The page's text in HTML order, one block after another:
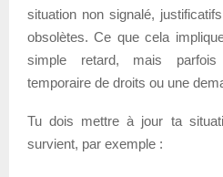
situation non signalé,
obsolètes. Ce que cela
simple retard, mais
temporaire de droits ou une
Tu dois mettre à jour ta
survient, par exemple :